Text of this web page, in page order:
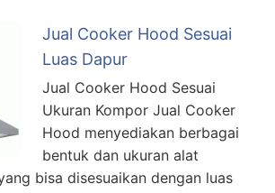
Jual Cooker Hood Sesuai
Luas Dapur
Jual Cooker Hood Sesuai
Ukuran Kompor Jual Cooker
Hood menyediakan berbagai
bentuk dan ukuran alat
bisa disesuaikan dengan luas